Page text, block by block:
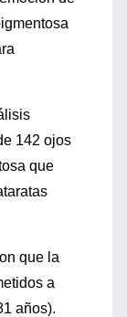
142 ojos
que
que la
a
años).